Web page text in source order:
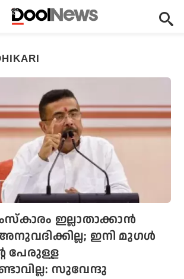
ഇല്ലാതാക്കാന്‍
ഇനി മുഗള്‍
പേരുള്ള
സുവേന്ദു